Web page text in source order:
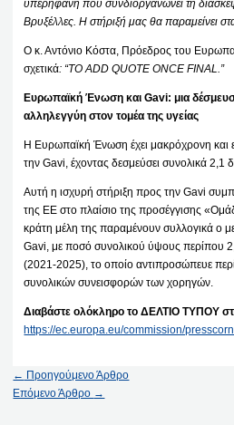
υπερήφανη που συνδιοργανώνει τη
Βρυξέλλες. Η στήριξή μας θα παραμείνει
Ο κ. Αντόνιο Κόστα, Πρόεδρος του
σχετικά: “TO ADD QUOTE ONCE FINAL.”
Ευρωπαϊκή Ένωση και Gavi: μια
αλληλεγγύη στον τομέα της υγείας
Η Ευρωπαϊκή Ένωση έχει μακρόχρονη και
την Gavi, έχοντας δεσμεύσει συνολικά
Αυτή η ισχυρή στήριξη προς την Gavi
της ΕΕ στο πλαίσιο της προσέγγισης
κράτη μέλη της παραμένουν συλλογικά ο
Gavi, με ποσό συνολικού ύψους περίπου
(2021-2025), το οποίο αντιπροσώπευε
συνολικών συνεισφορών των χορηγών.
Διαβάστε ολόκληρο το ΔΕΛΤΙΟ ΤΥΠΟΥ
https://ec.europa.eu/commission/
← Προηγούμενο Άρθρο
Επόμενο Άρθρο →